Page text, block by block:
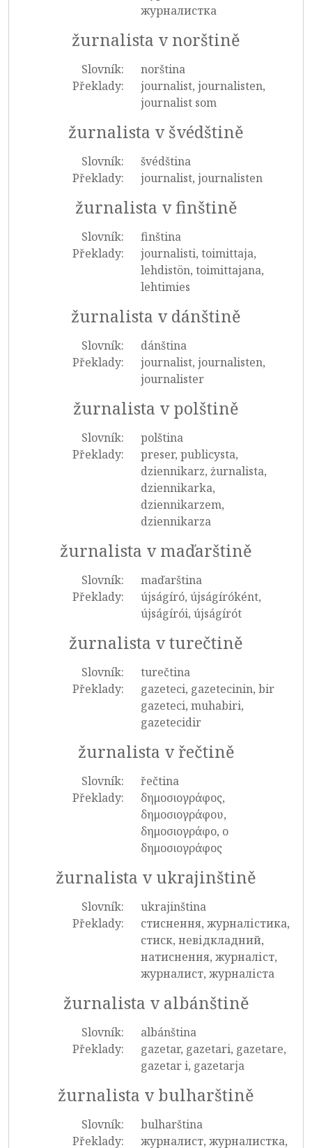
журналистка
žurnalista v norštině
Slovník:
norština
Překlady:
journalist, journalisten,
journalist som
žurnalista v švédštině
Slovník:
švédština
Překlady:
journalist, journalisten
žurnalista v finštině
Slovník:
finština
Překlady:
journalisti, toimittaja,
lehdistön, toimittajana,
lehtimies
žurnalista v dánštině
Slovník:
dánština
Překlady:
journalist, journalisten,
journalister
žurnalista v polštině
Slovník:
polština
Překlady:
preser, publicysta,
dziennikarz, żurnalista,
dziennikarka,
dziennikarzem,
dziennikarza
žurnalista v maďarštině
Slovník:
maďarština
Překlady:
újságíró, újságíróként,
újságírói, újságírót
žurnalista v turečtině
Slovník:
turečtina
Překlady:
gazeteci, gazetecinin, bir
gazeteci, muhabiri,
gazetecidir
žurnalista v řečtině
Slovník:
řečtina
Překlady:
δημοσιογράφος,
δημοσιογράφου,
δημοσιογράφο, ο
δημοσιογράφος
žurnalista v ukrajinštině
Slovník:
ukrajinština
Překlady:
стиснення, журналістика,
стиск, невідкладний,
натиснення, журналіст,
журналист, журналіста
žurnalista v albánštině
Slovník:
albánština
Překlady:
gazetar, gazetari, gazetare,
gazetar i, gazetarja
žurnalista v bulharštině
Slovník:
bulharština
Překlady:
журналист, журналистка,